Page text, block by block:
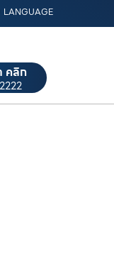
LANGUAGE
คลิก